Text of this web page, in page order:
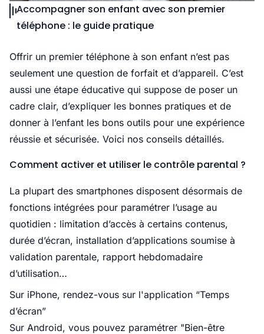
Accompagner son enfant avec son premier
téléphone : le guide pratique
Offrir un premier téléphone à son enfant n’est pas
seulement une question de forfait et d’appareil. C’est
aussi une étape éducative qui suppose de poser un
cadre clair, d’expliquer les bonnes pratiques et de
donner à l’enfant les bons outils pour une expérience
réussie et sécurisée. Voici nos conseils détaillés.
Comment activer et utiliser le contrôle parental ?
La plupart des smartphones disposent désormais de
fonctions intégrées pour paramétrer l’usage au
quotidien : limitation d’accès à certains contenus,
durée d’écran, installation d’applications soumise à
validation parentale, rapport hebdomadaire
d’utilisation…
Sur iPhone, rendez-vous sur l'application “Temps
d’écran”
Sur Android, vous pouvez paramétrer "Bien-être